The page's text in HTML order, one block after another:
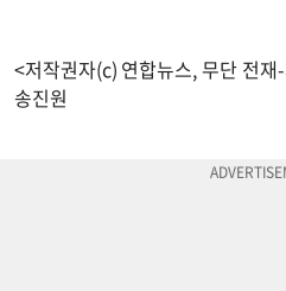
<저작권자(c) 연합뉴스, 무단 전
송진원